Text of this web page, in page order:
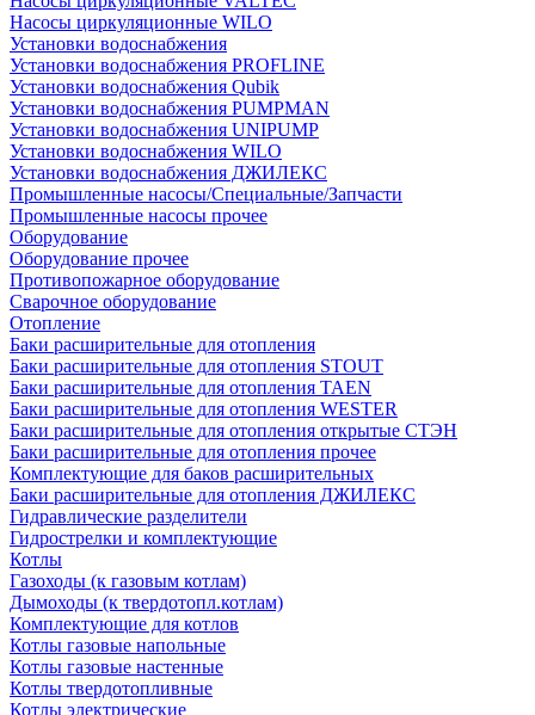
Насосы циркуляционные WILO
Установки водоснабжения
Установки водоснабжения PROFLINE
Установки водоснабжения Qubik
Установки водоснабжения PUMPMAN
Установки водоснабжения UNIPUMP
Установки водоснабжения WILO
Установки водоснабжения ДЖИЛЕКС
Промышленные насосы/Специальные/Запчасти
Промышленные насосы прочее
Оборудование
Оборудование прочее
Противопожарное оборудование
Сварочное оборудование
Отопление
Баки расширительные для отопления
Баки расширительные для отопления STOUT
Баки расширительные для отопления TAEN
Баки расширительные для отопления WESTER
Баки расширительные для отопления открытые СТЭН
Баки расширительные для отопления прочее
Комплектующие для баков расширительных
Баки расширительные для отопления ДЖИЛЕКС
Гидравлические разделители
Гидрострелки и комплектующие
Котлы
Газоходы (к газовым котлам)
Дымоходы (к твердотопл.котлам)
Комплектующие для котлов
Котлы газовые напольные
Котлы газовые настенные
Котлы твердотопливные
Котлы электрические